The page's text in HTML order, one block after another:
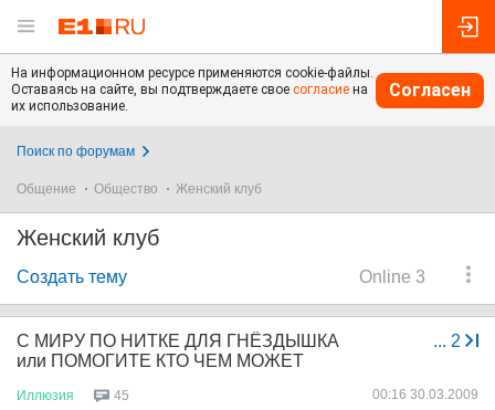
На информационном ресурсе применяются cookie-файлы.
Оставаясь на сайте, вы подтверждаете свое согласие на
их использование.
Согласен
Поиск по форумам
Общение Общество Женский клуб
Женский клуб
Online 3
Создать тему
... 2
С МИРУ ПО НИТКЕ ДЛЯ ГНЁЗДЫШКА
или ПОМОГИТЕ КТО ЧЕМ МОЖЕТ
Иллюзия 45 00:16 30.03.2009